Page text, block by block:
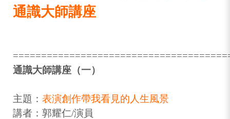
通識大師講座
通識大師講座（一）
主題： 表演創作帶我看見的人生風景
講者：郭耀仁/演員